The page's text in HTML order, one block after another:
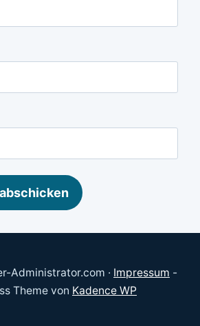
Administrator.com · Impressum -
Theme von Kadence WP